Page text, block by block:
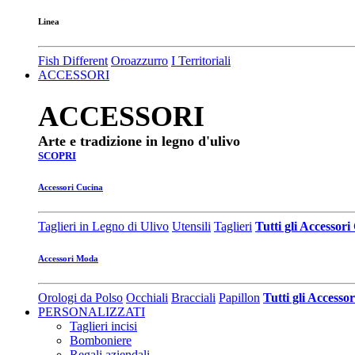
Linea
Fish Different Oroazzurro I Territoriali
ACCESSORI
ACCESSORI
Arte e tradizione in legno d'ulivo
SCOPRI
Accessori Cucina
Taglieri in Legno di Ulivo Utensili Taglieri Tutti gli Accessori
Accessori Moda
Orologi da Polso Occhiali Bracciali Papillon Tutti gli
PERSONALIZZATI
Taglieri incisi
Bomboniere